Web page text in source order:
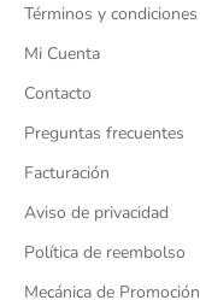
Términos y condiciones
Mi Cuenta
Contacto
Preguntas frecuentes
Facturación
Aviso de privacidad
Política de reembolso
Mecánica de Promoción